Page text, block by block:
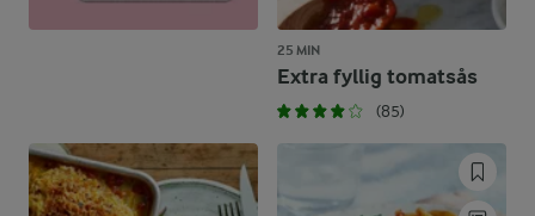
25 MIN
Extra fyllig tomatsås
(85)